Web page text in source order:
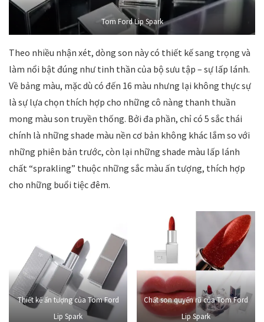
Tom Ford Lip Spark
Theo nhiều nhận xét, dòng son này có thiết kế sang trọng và
làm nổi bật đúng như tinh thần của bộ sưu tập – sự lấp lánh.
Về bảng màu, mặc dù có đến 16 màu nhưng lại không thực sự
là sự lựa chọn thích hợp cho những cô nàng thanh thuần
mong màu son truyền thống. Bởi đa phần, chỉ có 5 sắc thái
chính là những shade màu nền cơ bản không khác lắm so với
những phiên bản trước, còn lại những shade màu lấp lánh
chất “sprakling” thuộc những sắc màu ấn tượng, thích hợp
cho những buổi tiệc đêm.
Thiết kế ấn tượng của Tom Ford
Lip Spark
Chất son quyến rũ của Tom Ford
Lip Spark